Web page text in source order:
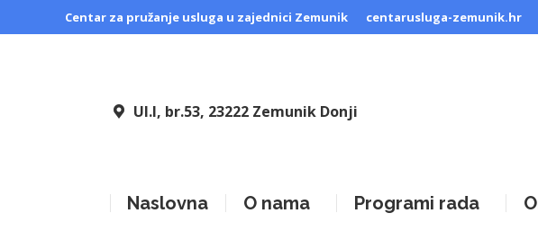
Centar za pružanje usluga u zajednici Zemunik centarusluga-zemunik.hr
Ul.I, br.53, 23222 Zemunik Donji
Naslovna O nama Programi rada